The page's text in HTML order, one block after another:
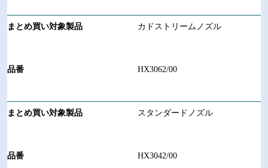
カドストリームノズル
HX3062/00
スタンダードノズル
HX3042/00